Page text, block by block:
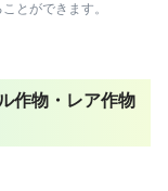
とができます。
作物・レア作物